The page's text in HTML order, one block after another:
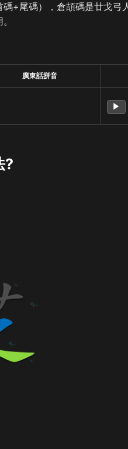
碼+尾碼），倉頡碼是廿戈
廣東話拼音
▶
?